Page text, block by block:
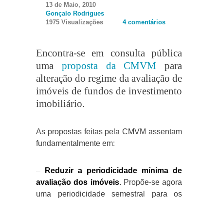
13 de Maio, 2010
Gonçalo Rodrigues
1975 Visualizações
4 comentários
Encontra-se em consulta pública
uma proposta da CMVM para
alteração do regime da avaliação de
imóveis de fundos de investimento
imobiliário.
As propostas feitas pela CMVM assentam
fundamentalmente em:
–
Reduzir a periodicidade mínima de
avaliação dos imóveis. Propõe-se agora
uma periodicidade semestral para os